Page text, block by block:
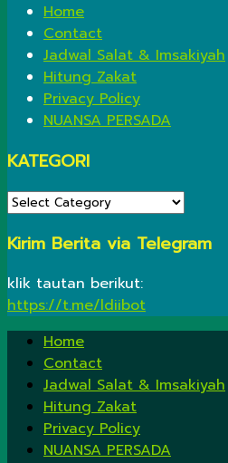
Home
Contact
Jadwal Salat & Imsakiyah
Hitung Zakat
Privacy Policy
NUANSA PERSADA
KATEGORI
KATEGORI
Kirim Berita via Telegram
klik tautan berikut:
https://t.me/ldiibot
Home
Contact
Jadwal Salat & Imsakiyah
Hitung Zakat
Privacy Policy
NUANSA PERSADA